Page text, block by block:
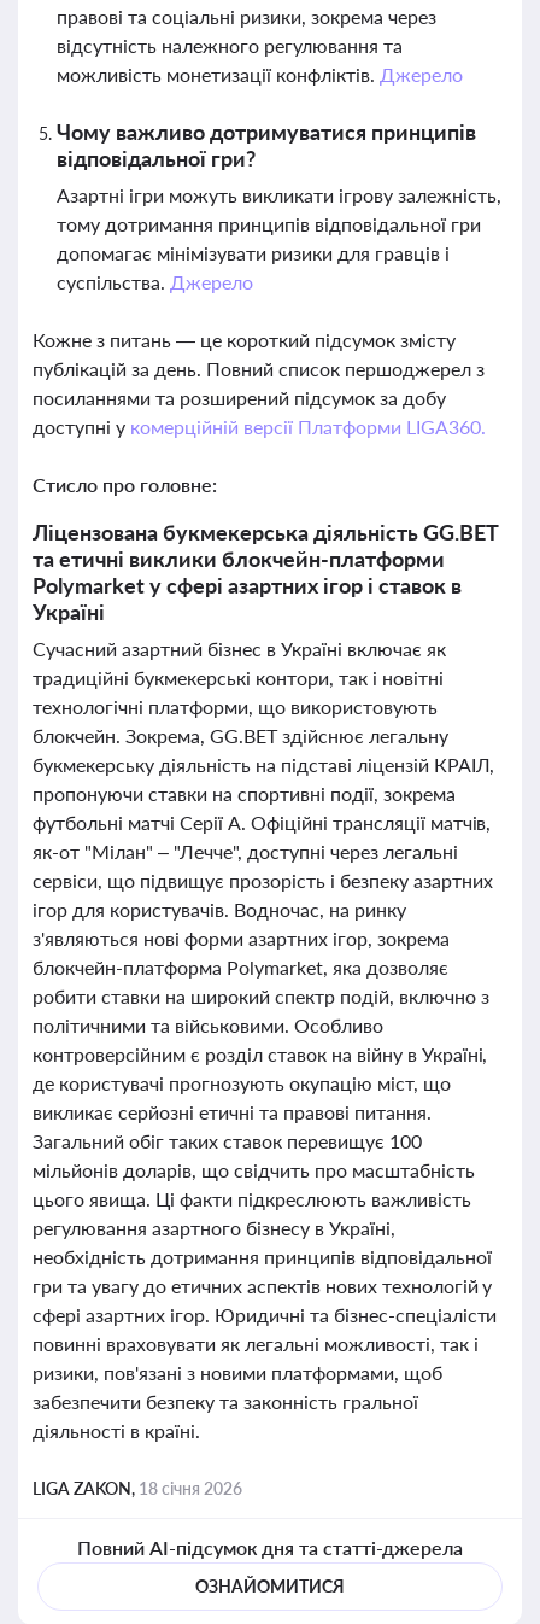
правові та соціальні ризики, зокрема через
відсутність належного регулювання та
можливість монетизації конфліктів. Джерело
Чому важливо дотримуватися принципів
відповідальної гри?
Азартні ігри можуть викликати ігрову залежність,
тому дотримання принципів відповідальної гри
допомагає мінімізувати ризики для гравців і
суспільства. Джерело
Кожне з питань — це короткий підсумок змісту
публікацій за день. Повний список першоджерел з
посиланнями та розширений підсумок за добу
доступні у комерційній версії Платформи LIGA360.
Стисло про головне:
Ліцензована букмекерська діяльність GG.BET
та етичні виклики блокчейн-платформи
Polymarket у сфері азартних ігор і ставок в
Україні
Сучасний азартний бізнес в Україні включає як
традиційні букмекерські контори, так і новітні
технологічні платформи, що використовують
блокчейн. Зокрема, GG.BET здійснює легальну
букмекерську діяльність на підставі ліцензій КРАІЛ,
пропонуючи ставки на спортивні події, зокрема
футбольні матчі Серії А. Офіційні трансляції матчів,
як-от "Мілан" – "Лечче", доступні через легальні
сервіси, що підвищує прозорість і безпеку азартних
ігор для користувачів. Водночас, на ринку
з'являються нові форми азартних ігор, зокрема
блокчейн-платформа Polymarket, яка дозволяє
робити ставки на широкий спектр подій, включно з
політичними та військовими. Особливо
контроверсійним є розділ ставок на війну в Україні,
де користувачі прогнозують окупацію міст, що
викликає серйозні етичні та правові питання.
Загальний обіг таких ставок перевищує 100
мільйонів доларів, що свідчить про масштабність
цього явища. Ці факти підкреслюють важливість
регулювання азартного бізнесу в Україні,
необхідність дотримання принципів відповідальної
гри та увагу до етичних аспектів нових технологій у
сфері азартних ігор. Юридичні та бізнес-спеціалісти
повинні враховувати як легальні можливості, так і
ризики, пов'язані з новими платформами, щоб
забезпечити безпеку та законність гральної
діяльності в країні.
LIGA ZAKON, 18 січня 2026
Повний AI-підсумок дня та статті-джерела
ОЗНАЙОМИТИСЯ